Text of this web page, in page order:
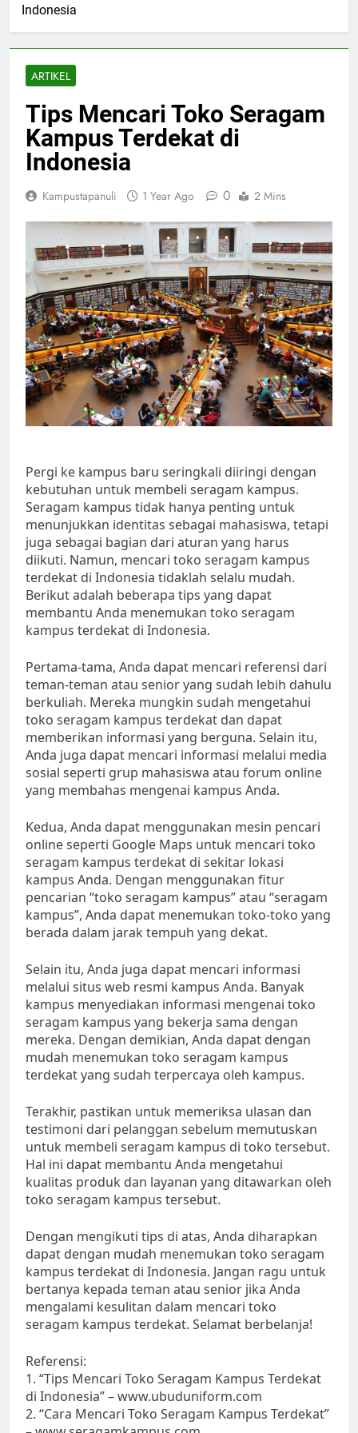
Indonesia
ARTIKEL
Tips Mencari Toko Seragam
Kampus Terdekat di
Indonesia
Kampustapanuli 1 Year Ago 0 2 Mins
Pergi ke kampus baru seringkali diiringi dengan
kebutuhan untuk membeli seragam kampus.
Seragam kampus tidak hanya penting untuk
menunjukkan identitas sebagai mahasiswa, tetapi
juga sebagai bagian dari aturan yang harus
diikuti. Namun, mencari toko seragam kampus
terdekat di Indonesia tidaklah selalu mudah.
Berikut adalah beberapa tips yang dapat
membantu Anda menemukan toko seragam
kampus terdekat di Indonesia.
Pertama-tama, Anda dapat mencari referensi dari
teman-teman atau senior yang sudah lebih dahulu
berkuliah. Mereka mungkin sudah mengetahui
toko seragam kampus terdekat dan dapat
memberikan informasi yang berguna. Selain itu,
Anda juga dapat mencari informasi melalui media
sosial seperti grup mahasiswa atau forum online
yang membahas mengenai kampus Anda.
Kedua, Anda dapat menggunakan mesin pencari
online seperti Google Maps untuk mencari toko
seragam kampus terdekat di sekitar lokasi
kampus Anda. Dengan menggunakan fitur
pencarian “toko seragam kampus” atau “seragam
kampus”, Anda dapat menemukan toko-toko yang
berada dalam jarak tempuh yang dekat.
Selain itu, Anda juga dapat mencari informasi
melalui situs web resmi kampus Anda. Banyak
kampus menyediakan informasi mengenai toko
seragam kampus yang bekerja sama dengan
mereka. Dengan demikian, Anda dapat dengan
mudah menemukan toko seragam kampus
terdekat yang sudah terpercaya oleh kampus.
Terakhir, pastikan untuk memeriksa ulasan dan
testimoni dari pelanggan sebelum memutuskan
untuk membeli seragam kampus di toko tersebut.
Hal ini dapat membantu Anda mengetahui
kualitas produk dan layanan yang ditawarkan oleh
toko seragam kampus tersebut.
Dengan mengikuti tips di atas, Anda diharapkan
dapat dengan mudah menemukan toko seragam
kampus terdekat di Indonesia. Jangan ragu untuk
bertanya kepada teman atau senior jika Anda
mengalami kesulitan dalam mencari toko
seragam kampus terdekat. Selamat berbelanja!
Referensi:
1. “Tips Mencari Toko Seragam Kampus Terdekat
di Indonesia” – www.ubuduniform.com
2. “Cara Mencari Toko Seragam Kampus Terdekat”